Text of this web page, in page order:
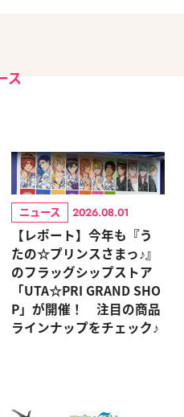
ス
ニュース 2026.08.01
【レポート】今年も『う
たの☆プリンスさまっ♪』
のフラッグシップストア
「UTA☆PRI GRAND SHO
P」が開催！ 注目の商品
ラインナップをチェック♪